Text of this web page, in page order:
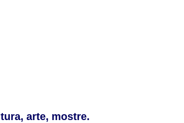
arte, mostre.